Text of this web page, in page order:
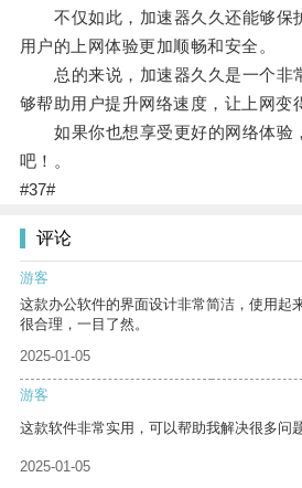
不仅如此，加速器久久还能够保
用户的上网体验更加顺畅和安全。
总的来说，加速器久久是一个非
够帮助用户提升网络速度，让上网变
如果你也想享受更好的网络体验
吧！。
#37#
评论
游客
这款办公软件的界面设计非常简洁，使用起
很合理，一目了然。
2025-01-05
游客
这款软件非常实用，可以帮助我解决很多问题
2025-01-05